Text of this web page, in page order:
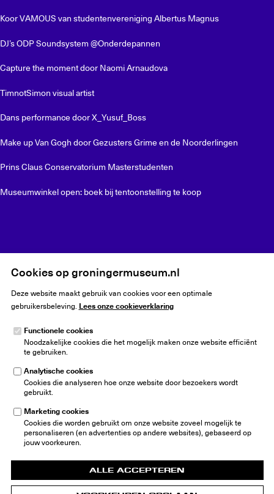
Cookies op groningermuseum.nl
Deze website maakt gebruik van cookies voor een optimale
gebruikersbeleving. Lees onze cookieverklaring
Functionele cookies
Noodzakelijke cookies die het mogelijk maken onze website efficiënt
te gebruiken.
Analytische cookies
Cookies die analyseren hoe onze website door bezoekers wordt
gebruikt.
Marketing cookies
Cookies die worden gebruikt om onze website zoveel mogelijk te
personaliseren (en advertenties op andere websites), gebaseerd op
jouw voorkeuren.
ALLE ACCEPTEREN
Koor VAMOUS van studentenvereniging Albertus Magnus
DJ’s ODP Soundsystem @Onderdepannen
Capture the moment door Naomi Arnaudova
TimnotSimon visual artist
Dans performance door X_Yusuf_Boss
Make up Van Gogh door Gezusters Grime en de Noorderlingen
Prins Claus Conservatorium Masterstudenten
Museumwinkel open: boek bij tentoonstelling te koop
Groninger Museum
Nieuwsbrief